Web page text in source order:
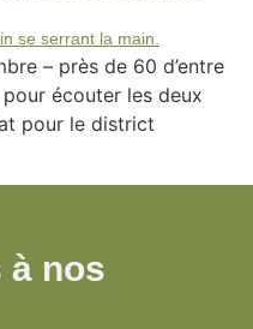
– près de 60 d’entre
écouter les deux
pour le district
à nos